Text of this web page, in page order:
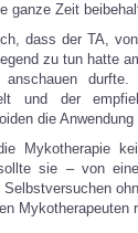
ganze Zeit
dass der TA,
zu tun hatte
durfte.
und der
die
Mykotherapie
sie – von
Selbstversuchen
Mykotherapeuten